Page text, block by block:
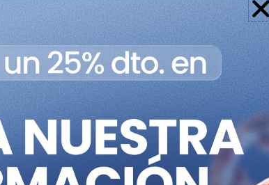
de inmunidad
CXCL10
como medida indirecta de la presencia
que los linfocitos T de la sangre reactivos
incuban con fragmentos proteicos
CoV-2 se activan, producen y secretan, entre
CXCL10 por parte de los monocitos.